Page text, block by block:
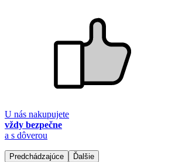
U nás nakupujete
vždy bezpečne
a s dôverou
Predchádzajúce Ďalšie